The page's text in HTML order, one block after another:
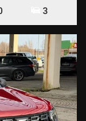
3